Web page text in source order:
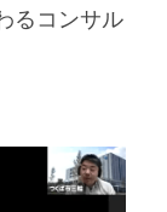
るコンサル